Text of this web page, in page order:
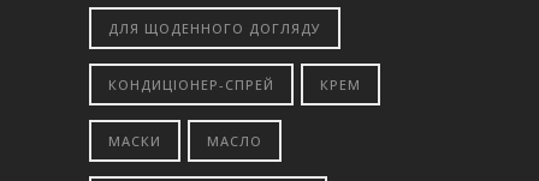
ДЛЯ ЩОДЕННОГО ДОГЛЯДУ
КОНДИЦІОНЕР-СПРЕЙ КРЕМ
МАСКИ МАСЛО